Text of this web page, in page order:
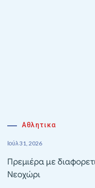
Αθλητικα
Ιούλ 31, 2026
Πρεμιέρα με
Νεοχώρι